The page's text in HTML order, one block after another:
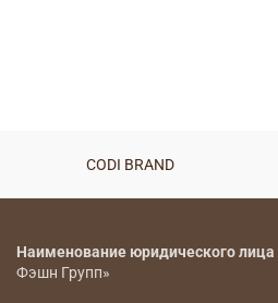
CODI BRAND
Наименование юридического лица
Фэшн Групп»